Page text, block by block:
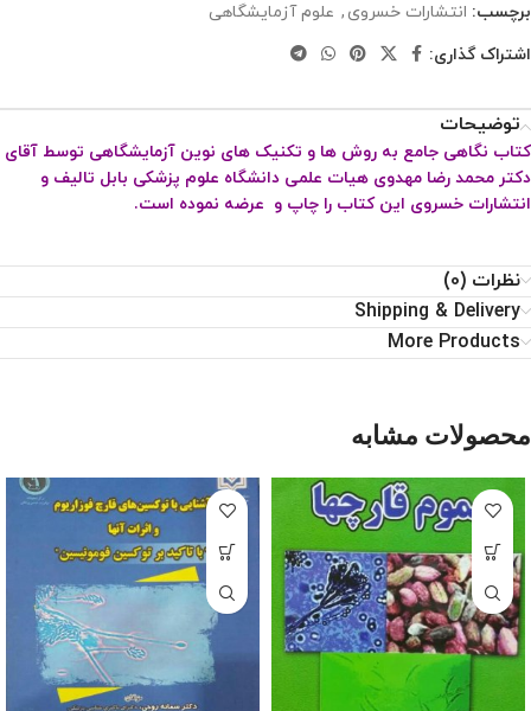
برچسب: انتشارات خسروی , علوم آزمایشگاهی
اشتراک گذاری:
توضیحات
کتاب نگاهی جامع به روش ها و تکنیک های نوین آزمایشگاهی توسط آقای
دکتر محمد رضا مهدوی هیات علمی دانشگاه علوم پزشکی بابل تالیف و
انتشارات خسروی این کتاب را چاپ و عرضه نموده است.
نظرات (0)
Shipping & Delivery
More Products
محصولات مشابه